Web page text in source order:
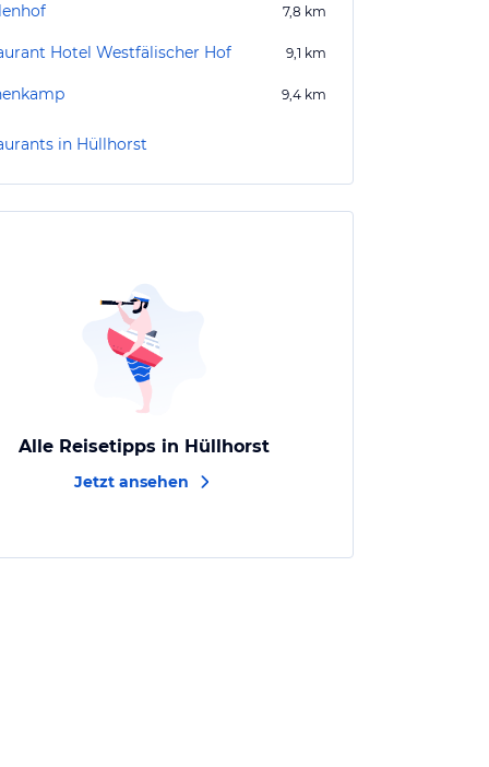
7,8 km
Hotel Westfälischer Hof 9,1 km
9,4 km
in Hüllhorst
Alle Reisetipps in Hüllhorst
Jetzt ansehen